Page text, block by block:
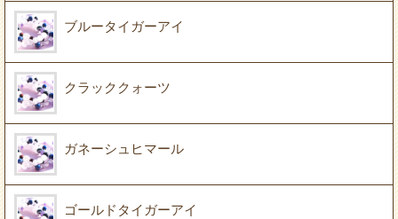
ブルータイガーアイ
クラッククォーツ
ガネーシュヒマール
ゴールドタイガーアイ